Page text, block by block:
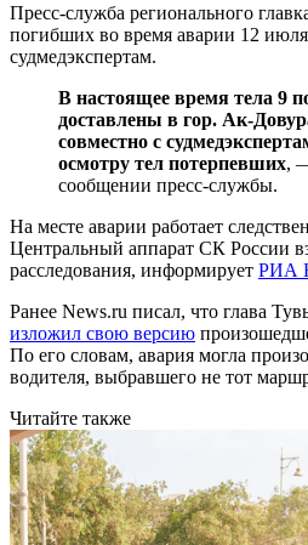
Пресс-служба регионального
погибших во время аварии 12
судмедэкспертам.
В настоящее время тела 9
доставлены в гор. Ак-
совместно с
осмотру тел потерпевших,
сообщении пресс-службы.
На месте аварии работает
Центральный аппарат СК России
расследования, информирует РИА
Ранее News.ru писал, что глава
изложил свою версию
По его словам, авария могла
водителя, выбравшего не тот
Читайте также